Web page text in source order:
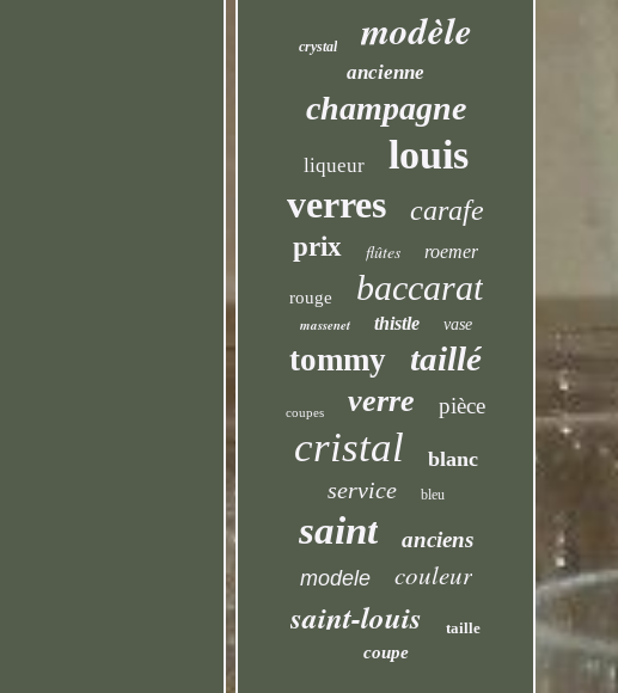
crystal modèle
ancienne
champagne
liqueur louis
verres carafe
prix flûtes roemer
rouge baccarat
massenet thistle vase
tommy taillé
coupes verre pièce
cristal blanc
service bleu
saint anciens
modele couleur
saint-louis taille
coupe